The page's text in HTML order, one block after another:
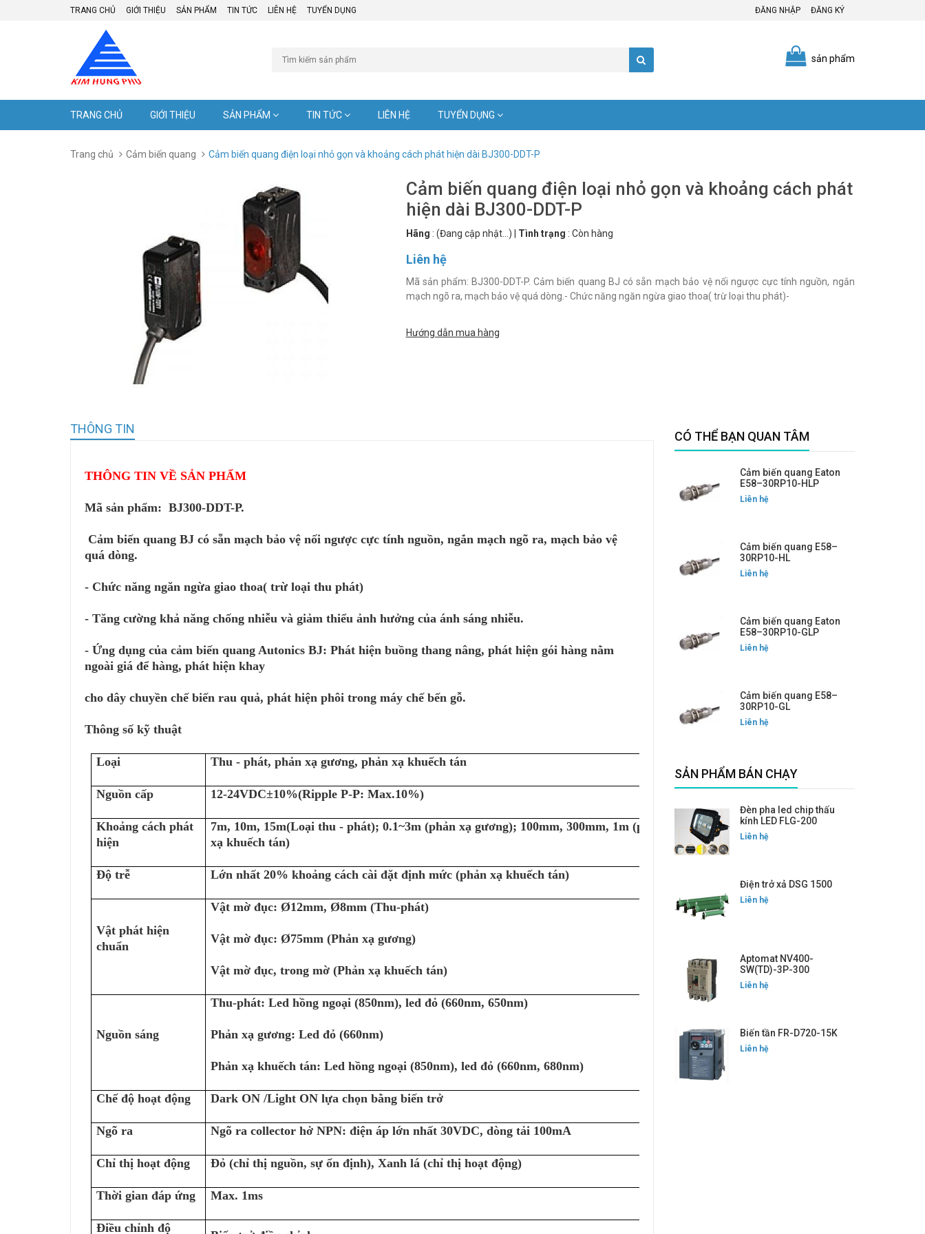
TRANG CHỦ GIỚI THIỆU SẢN PHẨM TIN TỨC LIÊN HỆ TUYỂN DỤNG ĐĂNG NHẬP ĐĂNG KÝ
sản phẩm
TRANG CHỦ GIỚI THIỆU SẢN PHẨM TIN TỨC LIÊN HỆ TUYỂN DỤNG
Trang chủ Cảm biến quang Cảm biến quang điện loại nhỏ gọn và khoảng cách phát hiện dài BJ300-DDT-P
Cảm biến quang điện loại nhỏ gọn và khoảng cách phát
hiện dài BJ300-DDT-P
Hãng : (Đang cập nhật...) Tình trạng : Còn hàng
Liên hệ
Mã sản phẩm: BJ300-DDT-P. Cảm biến quang BJ có sẵn mạch bảo vệ nối ngược cực tính nguồn, ngắn
mạch ngõ ra, mạch bảo vệ quá dòng.- Chức năng ngăn ngừa giao thoa( trừ loại thu phát)-
Hướng dẫn mua hàng
THÔNG TIN
THÔNG TIN VỀ SẢN PHẨM
Mã sản phẩm: BJ300-DDT-P.
Cảm biến quang BJ có sẵn mạch bảo vệ nối ngược cực tính nguồn, ngắn mạch ngõ ra, mạch bảo vệ
quá dòng.
- Chức năng ngăn ngừa giao thoa( trừ loại thu phát)
- Tăng cường khả năng chống nhiễu và giảm thiểu ảnh hưởng của ánh sáng nhiễu.
- Ứng dụng của cảm biến quang Autonics BJ: Phát hiện buồng thang nâng, phát hiện gói hàng nằm
ngoài giá để hàng, phát hiện khay
cho dây chuyền chế biến rau quả, phát hiện phôi trong máy chế bến gỗ.
Thông số kỹ thuật
Loại Thu - phát, phản xạ gương, phản xạ khuếch tán
Nguồn cấp 12-24VDC±10%(Ripple P-P: Max.10%)
Khoảng cách phát
hiện
7m, 10m, 15m(Loại thu - phát); 0.1~3m (phản xạ gương); 100mm, 300mm, 1m (phản
xạ khuếch tán)
Độ trễ Lớn nhất 20% khoảng cách cài đặt định mức (phản xạ khuếch tán)
Vật phát hiện
chuẩn
Vật mờ đục: Ø12mm, Ø8mm (Thu-phát)
Vật mờ đục: Ø75mm (Phản xạ gương)
Vật mờ đục, trong mờ (Phản xạ khuếch tán)
Nguồn sáng
Thu-phát: Led hồng ngoại (850nm), led đỏ (660nm, 650nm)
Phản xạ gương: Led đỏ (660nm)
Phản xạ khuếch tán: Led hồng ngoại (850nm), led đỏ (660nm, 680nm)
Chế độ hoạt động Dark ON /Light ON lựa chọn bằng biến trở
Ngõ ra Ngõ ra collector hở NPN: điện áp lớn nhất 30VDC, dòng tải 100mA
Chỉ thị hoạt động Đỏ (chỉ thị nguồn, sự ổn định), Xanh lá (chỉ thị hoạt động)
Thời gian đáp ứng Max. 1ms
Điều chỉnh độ
CÓ THỂ BẠN QUAN TÂM
Cảm biến quang Eaton
E58–30RP10-HLP
Liên hệ
Cảm biến quang E58–
30RP10-HL
Liên hệ
Cảm biến quang Eaton
E58–30RP10-GLP
Liên hệ
Cảm biến quang E58–
30RP10-GL
Liên hệ
SẢN PHẨM BÁN CHẠY
Đèn pha led chip thấu
kính LED FLG-200
Liên hệ
Điện trở xả DSG 1500
Liên hệ
Aptomat NV400-
SW(TD)-3P-300
Liên hệ
Biến tần FR-D720-15K
Liên hệ